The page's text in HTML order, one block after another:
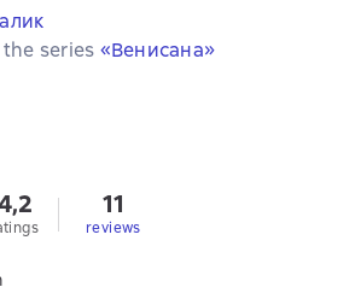
series «Венисана»
11
reviews